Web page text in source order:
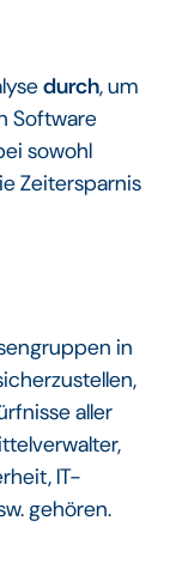
durch, um
Software
sowohl
Zeitersparnis
in
aller
IT-
gehören.